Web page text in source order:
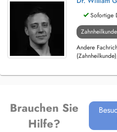
Sofortige
Andere
Brauchen Sie
Hilfe?